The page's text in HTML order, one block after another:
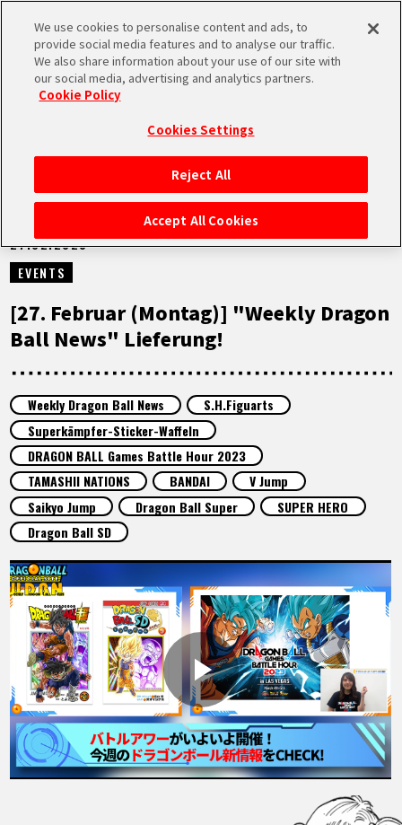
MEN
STARTSEITE
NEUES
HIGHLIGHTS
SPECIALS
INFOS
LANGUAGE
JP
EN FR DE ES
VIDEOS
27.02.2023
EVENTS
[27. Februar (Montag)] "Weekly Dragon
Ball News" Lieferung!
Weekly Dragon Ball News
S.H.Figuarts
Superkämpfer-Sticker-Waffeln
DRAGON BALL Games Battle Hour 2023
TAMASHII NATIONS
BANDAI
V Jump
Saikyo Jump
Dragon Ball Super
SUPER HERO
Dragon Ball SD
We use cookies to personalise content and ads, to
provide social media features and to analyse our traffic.
We also share information about your use of our site with
our social media, advertising and analytics partners.
Cookie Policy
Cookies Settings
Reject All
Accept All Cookies